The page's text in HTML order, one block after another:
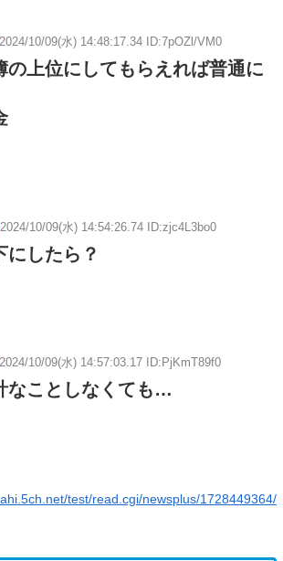
2024/10/09(水) 14:48:17.34 ID:7pOZl/VM0
の上位にしてもらえれば普通に
2024/10/09(水) 14:54:26.74 ID:zjc4L3bo0
にしたら？
2024/10/09(水) 14:57:03.17 ID:PjKmT89f0
なことしなくても…
test/read.cgi/newsplus/1728449364/